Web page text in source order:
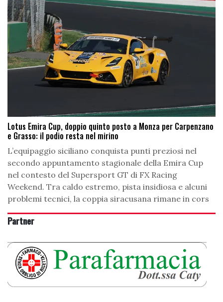
Lotus Emira Cup, doppio quinto posto a Monza per Carpenzano
e Grasso: il podio resta nel mirino
L’equipaggio siciliano conquista punti preziosi nel
secondo appuntamento stagionale della Emira Cup
nel contesto del Supersport GT di FX Racing
Weekend. Tra caldo estremo, pista insidiosa e alcuni
problemi tecnici, la coppia siracusana rimane in cors
Partner